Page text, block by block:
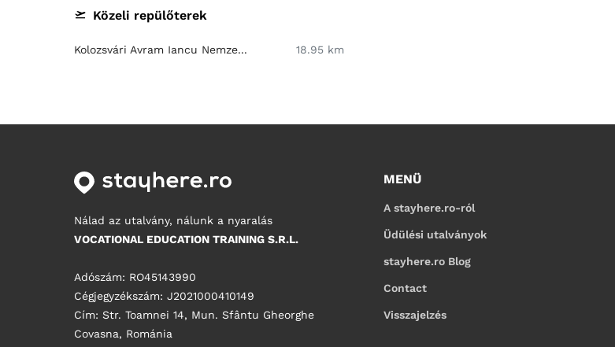
Közeli repülőterek
Kolozsvári Avram Iancu Nemze... 18.95 km
Nálad az utalvány, nálunk a nyaralás
VOCATIONAL EDUCATION TRAINING S.R.L.
Adószám: RO45143990
Cégjegyzékszám: J2021000410149
Cím: Str. Toamnei 14, Mun. Sfântu Gheorghe
Covasna, Románia
MENÜ
A stayhere.ro-ról
Üdülési utalványok
stayhere.ro Blog
Contact
Visszajelzés